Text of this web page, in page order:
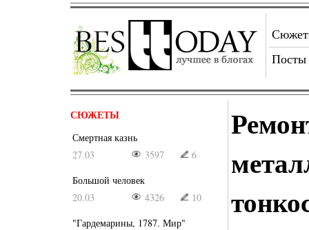
Посты
СЮЖЕТЫ
Смертная казнь
27.03
3597
6
Большой человек
20.03
4326
10
"Гардемарины, 1787. Мир"